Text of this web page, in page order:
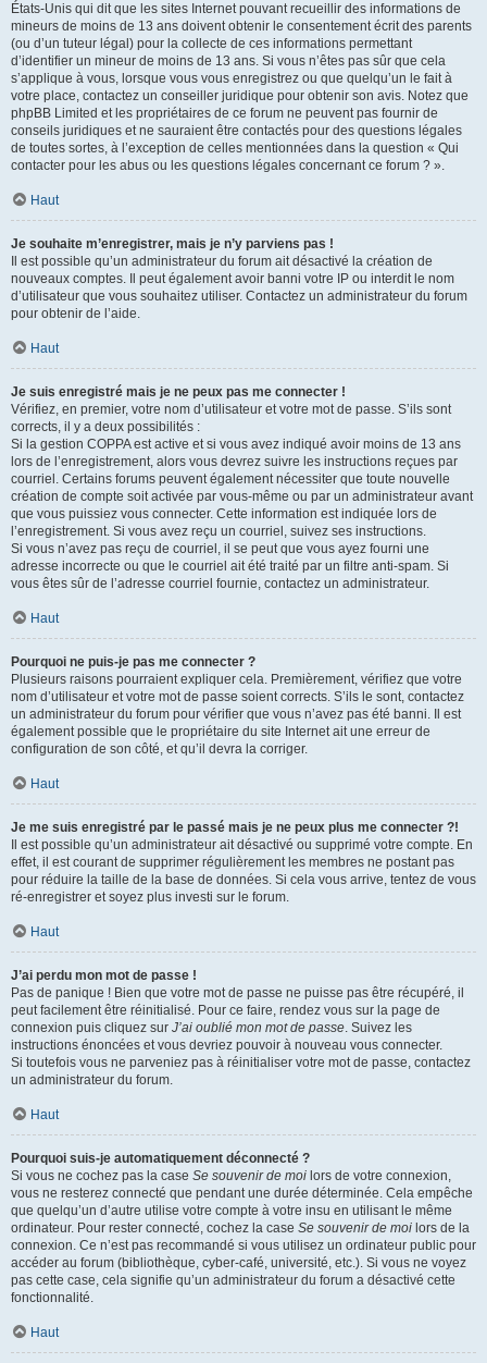
États-Unis qui dit que les sites Internet pouvant recueillir des informations de
mineurs de moins de 13 ans doivent obtenir le consentement écrit des parents
(ou d’un tuteur légal) pour la collecte de ces informations permettant
d’identifier un mineur de moins de 13 ans. Si vous n’êtes pas sûr que cela
s’applique à vous, lorsque vous vous enregistrez ou que quelqu’un le fait à
votre place, contactez un conseiller juridique pour obtenir son avis. Notez que
phpBB Limited et les propriétaires de ce forum ne peuvent pas fournir de
conseils juridiques et ne sauraient être contactés pour des questions légales
de toutes sortes, à l’exception de celles mentionnées dans la question « Qui
contacter pour les abus ou les questions légales concernant ce forum ? ».
Haut
Je souhaite m’enregistrer, mais je n’y parviens pas !
Il est possible qu’un administrateur du forum ait désactivé la création de
nouveaux comptes. Il peut également avoir banni votre IP ou interdit le nom
d’utilisateur que vous souhaitez utiliser. Contactez un administrateur du forum
pour obtenir de l’aide.
Haut
Je suis enregistré mais je ne peux pas me connecter !
Vérifiez, en premier, votre nom d’utilisateur et votre mot de passe. S’ils sont
corrects, il y a deux possibilités :
Si la gestion COPPA est active et si vous avez indiqué avoir moins de 13 ans
lors de l’enregistrement, alors vous devrez suivre les instructions reçues par
courriel. Certains forums peuvent également nécessiter que toute nouvelle
création de compte soit activée par vous-même ou par un administrateur avant
que vous puissiez vous connecter. Cette information est indiquée lors de
l’enregistrement. Si vous avez reçu un courriel, suivez ses instructions.
Si vous n’avez pas reçu de courriel, il se peut que vous ayez fourni une
adresse incorrecte ou que le courriel ait été traité par un filtre anti-spam. Si
vous êtes sûr de l’adresse courriel fournie, contactez un administrateur.
Haut
Pourquoi ne puis-je pas me connecter ?
Plusieurs raisons pourraient expliquer cela. Premièrement, vérifiez que votre
nom d’utilisateur et votre mot de passe soient corrects. S’ils le sont, contactez
un administrateur du forum pour vérifier que vous n’avez pas été banni. Il est
également possible que le propriétaire du site Internet ait une erreur de
configuration de son côté, et qu’il devra la corriger.
Haut
Je me suis enregistré par le passé mais je ne peux plus me connecter ?!
Il est possible qu’un administrateur ait désactivé ou supprimé votre compte. En
effet, il est courant de supprimer régulièrement les membres ne postant pas
pour réduire la taille de la base de données. Si cela vous arrive, tentez de vous
ré-enregistrer et soyez plus investi sur le forum.
Haut
J’ai perdu mon mot de passe !
Pas de panique ! Bien que votre mot de passe ne puisse pas être récupéré, il
peut facilement être réinitialisé. Pour ce faire, rendez vous sur la page de
connexion puis cliquez sur J’ai oublié mon mot de passe. Suivez les
instructions énoncées et vous devriez pouvoir à nouveau vous connecter.
Si toutefois vous ne parveniez pas à réinitialiser votre mot de passe, contactez
un administrateur du forum.
Haut
Pourquoi suis-je automatiquement déconnecté ?
Si vous ne cochez pas la case Se souvenir de moi lors de votre connexion,
vous ne resterez connecté que pendant une durée déterminée. Cela empêche
que quelqu’un d’autre utilise votre compte à votre insu en utilisant le même
ordinateur. Pour rester connecté, cochez la case Se souvenir de moi lors de la
connexion. Ce n’est pas recommandé si vous utilisez un ordinateur public pour
accéder au forum (bibliothèque, cyber-café, université, etc.). Si vous ne voyez
pas cette case, cela signifie qu’un administrateur du forum a désactivé cette
fonctionnalité.
Haut